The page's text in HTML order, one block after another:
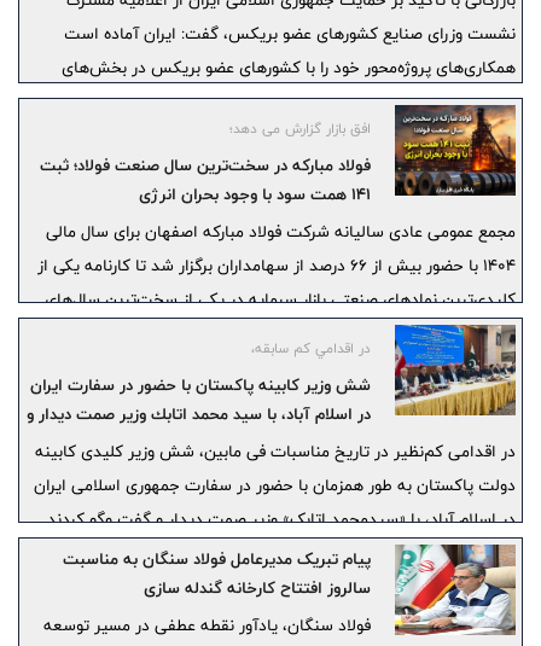
نشست وزرای صنایع کشورهای عضو بریکس، گفت: ایران آماده است
همکاری‌های پروژه‌محور خود را با کشورهای عضو بریکس در بخش‌های
راهبردی از جمله فولاد، معدن، پتروشیمی، ماشین‌آلات، داروسازی،
تجهیزات پزشکی و صنایع دانش‌بنیان گسترش دهد.
افق بازار گزارش می دهد؛
فولاد مبارکه در سخت‌ترین سال صنعت فولاد؛ ثبت
۱۴۱ همت سود با وجود بحران انرژی
مجمع عمومی عادی سالیانه شرکت فولاد مبارکه اصفهان برای سال مالی
۱۴۰۴ با حضور بیش از ۶۶ درصد از سهامداران برگزار شد تا کارنامه یکی از
کلیدی‌ترین نمادهای صنعتی بازار سرمایه در یکی از سخت‌ترین سال‌های
عملیاتی صنعت فولاد مورد بررسی قرار گیرد.
در اقدامي كم سابقه،
شش وزیر کابینه پاکستان با حضور در سفارت ایران
در اسلام آباد، با سيد محمد اتابك وزير صمت ديدار و
گفتگو كردند
در اقدامی کم‌نظیر در تاریخ مناسبات فی مابین، شش وزیر کلیدی کابینه
دولت پاکستان به طور همزمان با حضور در سفارت جمهوری اسلامی ایران
در اسلام آباد، با «سیدمحمد اتابک» وزير صمت دیدار و گفت وگو کردند.
پیام تبریک مدیرعامل فولاد سنگان به مناسبت
سالروز افتتاح کارخانه گندله سازی
فولاد سنگان، یادآور نقطه عطفی در مسیر توسعه